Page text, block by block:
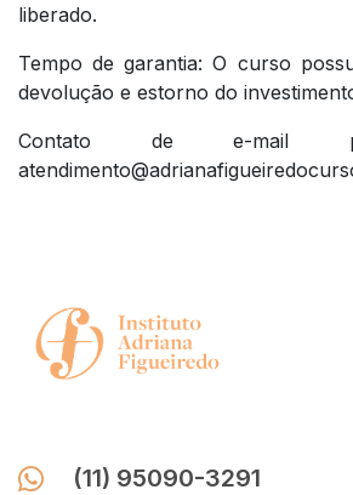
liberado.
Tempo de garantia: O curso
devolução e estorno do
Contato de e-mail
(11) 95090-3291